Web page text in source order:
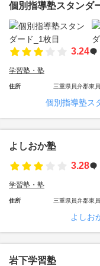
個別指導塾スタンダ
3.24
学習塾・塾
住所 三重県員弁郡東
個別指導塾ス
よしおか塾
3.28
学習塾・塾
住所 三重県員弁郡東
よしお
岩下学習塾